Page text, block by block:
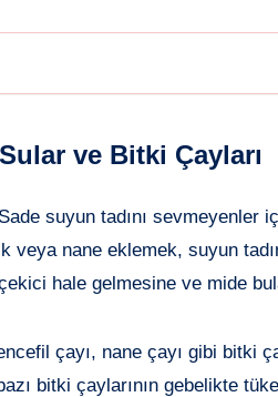
ve Bitki Çayları
Sade suyun tadını sevmeyenler
veya nane eklemek, suyun
hale gelmesine ve mide
çayı, nane çayı gibi bitki
bitki çaylarının gebelikte